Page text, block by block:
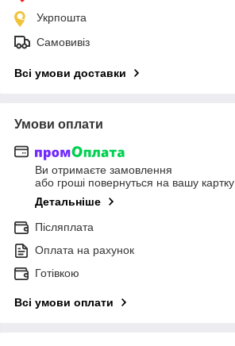
Укрпошта
Самовивіз
Всі умови доставки
Умови оплати
Ви отримаєте замовлення
або гроші повернуться на вашу картку
Детальніше
Післяплата
Оплата на рахунок
Готівкою
Всі умови оплати